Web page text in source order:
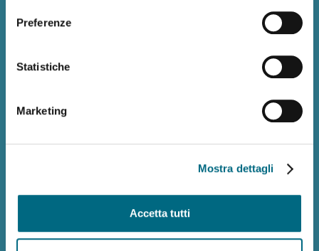
Preferenze
Statistiche
Marketing
Mostra dettagli
Accetta tutti
Orario urbano di Genova